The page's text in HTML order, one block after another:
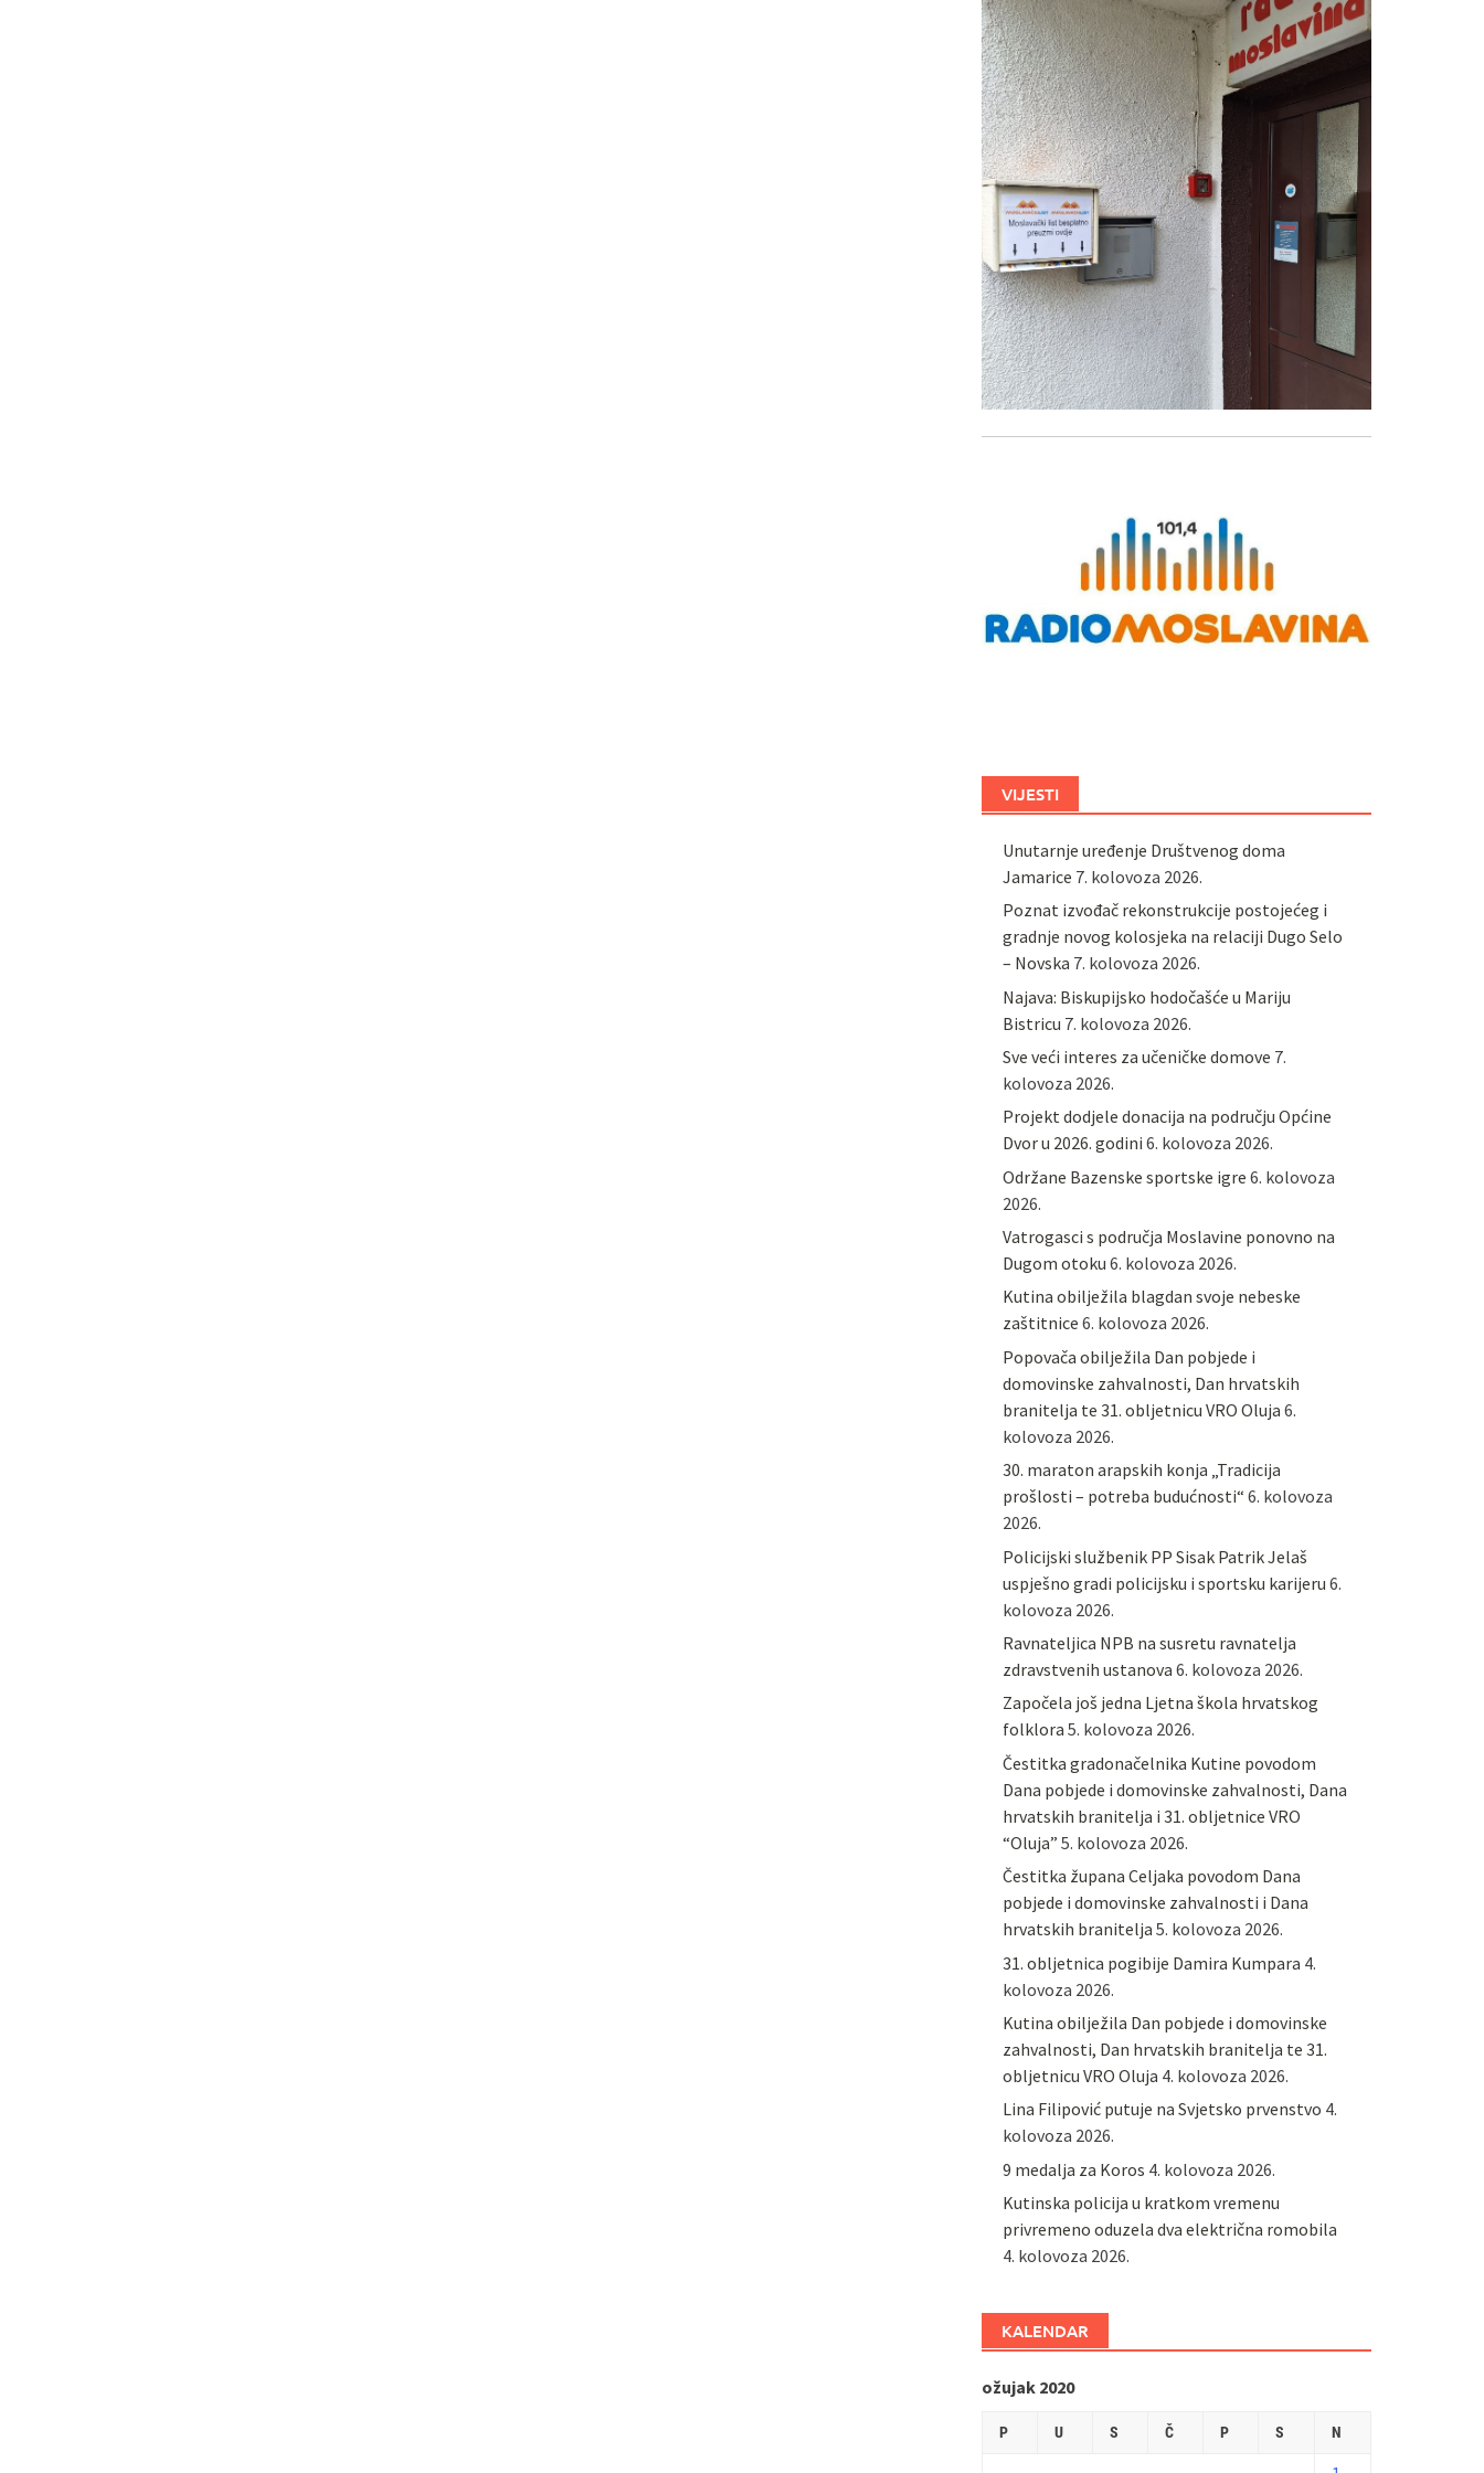
VIJESTI
Unutarnje uređenje Društvenog doma
Jamarice 7. kolovoza 2026.
Poznat izvođač rekonstrukcije postojećeg i
gradnje novog kolosjeka na relaciji Dugo Selo
– Novska 7. kolovoza 2026.
Najava: Biskupijsko hodočašće u Mariju
Bistricu 7. kolovoza 2026.
Sve veći interes za učeničke domove 7.
kolovoza 2026.
Projekt dodjele donacija na području Općine
Dvor u 2026. godini 6. kolovoza 2026.
Održane Bazenske sportske igre 6. kolovoza
2026.
Vatrogasci s područja Moslavine ponovno na
Dugom otoku 6. kolovoza 2026.
Kutina obilježila blagdan svoje nebeske
zaštitnice 6. kolovoza 2026.
Popovača obilježila Dan pobjede i
domovinske zahvalnosti, Dan hrvatskih
branitelja te 31. obljetnicu VRO Oluja 6.
kolovoza 2026.
30. maraton arapskih konja „Tradicija
prošlosti – potreba budućnosti“ 6. kolovoza
2026.
Policijski službenik PP Sisak Patrik Jelaš
uspješno gradi policijsku i sportsku karijeru 6.
kolovoza 2026.
Ravnateljica NPB na susretu ravnatelja
zdravstvenih ustanova 6. kolovoza 2026.
Započela još jedna Ljetna škola hrvatskog
folklora 5. kolovoza 2026.
Čestitka gradonačelnika Kutine povodom
Dana pobjede i domovinske zahvalnosti, Dana
hrvatskih branitelja i 31. obljetnice VRO
“Oluja” 5. kolovoza 2026.
Čestitka župana Celjaka povodom Dana
pobjede i domovinske zahvalnosti i Dana
hrvatskih branitelja 5. kolovoza 2026.
31. obljetnica pogibije Damira Kumpara 4.
kolovoza 2026.
Kutina obilježila Dan pobjede i domovinske
zahvalnosti, Dan hrvatskih branitelja te 31.
obljetnicu VRO Oluja 4. kolovoza 2026.
Lina Filipović putuje na Svjetsko prvenstvo 4.
kolovoza 2026.
9 medalja za Koros 4. kolovoza 2026.
Kutinska policija u kratkom vremenu
privremeno oduzela dva električna romobila
4. kolovoza 2026.
KALENDAR
ožujak 2020
P U S Č P S N